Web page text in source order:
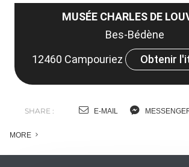
MUSÉE CHARLES DE
Bes-Bédène
12460 Campouriez
Obtenir
SHARE : E-MAIL
MORE